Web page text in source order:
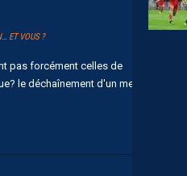
ET VOUS ?
pas forcément celles de
le déchaînement d'un messie